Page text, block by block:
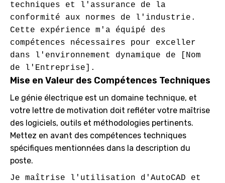
techniques et l'assurance de la
conformité aux normes de l'industrie.
Cette expérience m'a équipé des
compétences nécessaires pour exceller
dans l'environnement dynamique de [Nom
Mise en Valeur des Compétences Techniques
Le génie électrique est un domaine technique, et
votre lettre de motivation doit refléter votre maîtrise
des logiciels, outils et méthodologies pertinents.
Mettez en avant des compétences techniques
spécifiques mentionnées dans la description du
poste.
Je maîtrise l'utilisation d'AutoCAD et